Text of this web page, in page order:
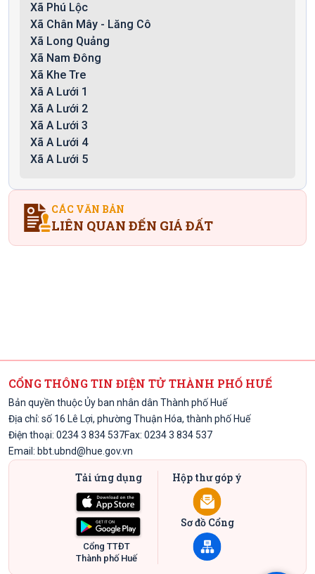
Xã Phú Lộc
Xã Chân Mây - Lăng Cô
Xã Long Quảng
Xã Nam Đông
Xã Khe Tre
Xã A Lưới 1
Xã A Lưới 2
Xã A Lưới 3
Xã A Lưới 4
Xã A Lưới 5
CÁC VĂN BẢN
LIÊN QUAN ĐẾN GIÁ ĐẤT
CỔNG THÔNG TIN ĐIỆN TỬ THÀNH PHỐ HUẾ
Bản quyền thuộc Ủy ban nhân dân Thành phố Huế
Địa chỉ: số 16 Lê Lợi, phường Thuận Hóa, thành phố Huế
Điện thoại: 0234 3 834 537Fax: 0234 3 834 537
Email: bbt.ubnd@hue.gov.vn
Tải ứng dụng
Cổng TTĐT
Thành phố Huế
Hộp thư góp ý
Sơ đồ Cổng